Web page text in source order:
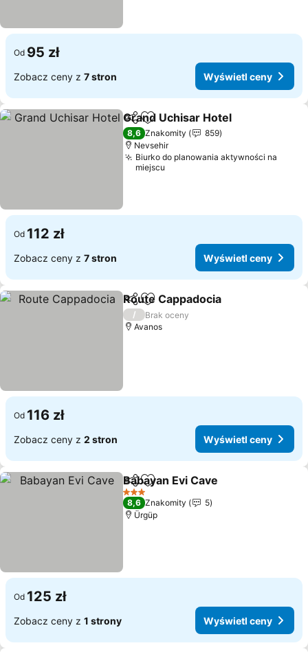
Od 95 zł
Zobacz ceny z 7 stron Wyświetl ceny
Udostępnij
Dodaj do ulubionych
Grand Uchisar Hotel
8,6 Znakomity
859
Nevsehir
Biurko do planowania aktywności na
miejscu
Od 112 zł
Zobacz ceny z 7 stron Wyświetl ceny
Udostępnij
Dodaj do ulubionych
Route Cappadocia
/
Brak oceny
Avanos
Od 116 zł
Zobacz ceny z 2 stron Wyświetl ceny
Udostępnij
Dodaj do ulubionych
Babayan Evi Cave
3 Kategoria
8,6 Znakomity
5
Ürgüp
Od 125 zł
Zobacz ceny z 1 strony Wyświetl ceny